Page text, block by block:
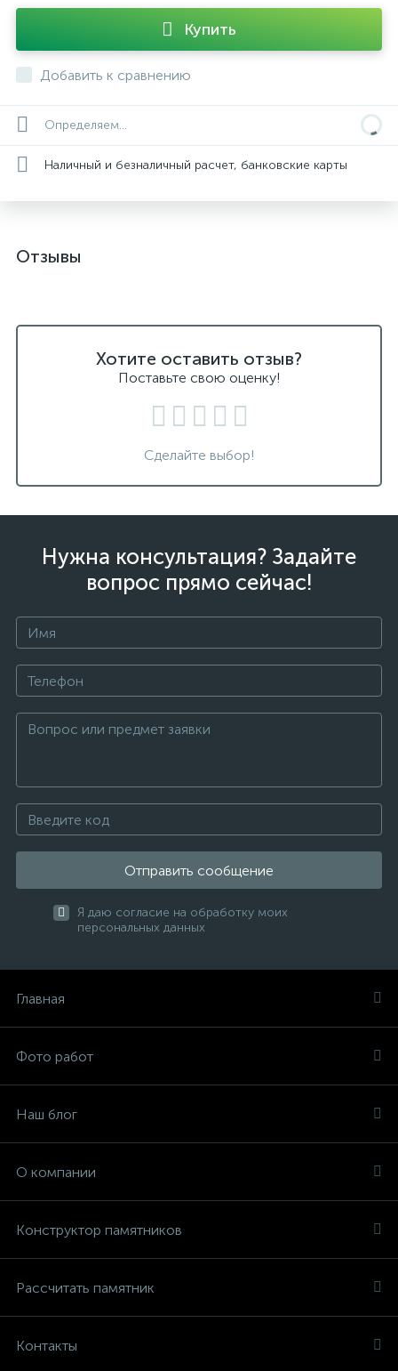
Купить
Добавить к сравнению
Определяем...
Наличный и безналичный расчет, банковские карты
Отзывы
Хотите оставить отзыв?
Поставьте свою оценку!
Сделайте выбор!
Нужна консультация? Задайте
вопрос прямо сейчас!
Отправить сообщение
Я даю согласие на обработку моих
персональных данных
Главная
Фото работ
Наш блог
О компании
Конструктор памятников
Рассчитать памятник
Контакты